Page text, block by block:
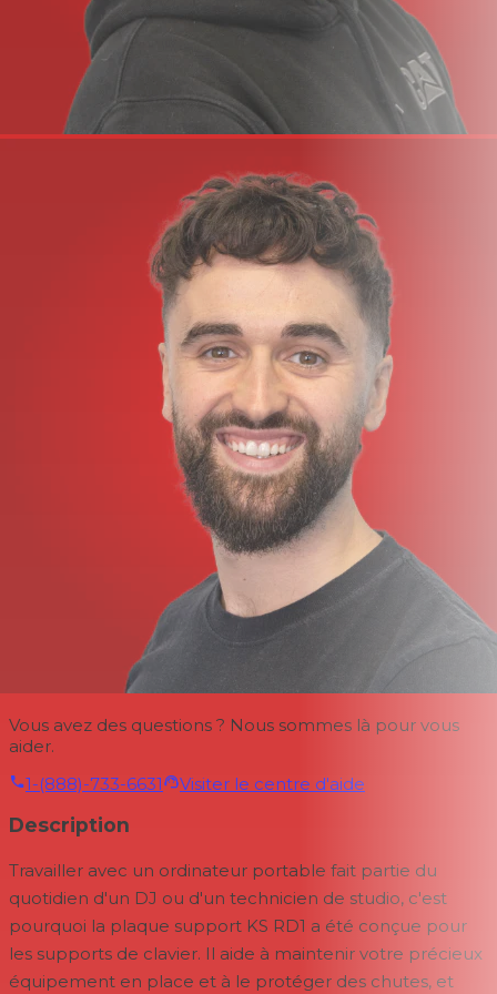
Vous avez des questions ? Nous sommes là pour vous
aider.
1-(888)-733-6631
Visiter le centre d'aide
Description
Travailler avec un ordinateur portable fait partie du
quotidien d'un DJ ou d'un technicien de studio, c'est
pourquoi la plaque support KS RD1 a été conçue pour
les supports de clavier. Il aide à maintenir votre précieux
équipement en place et à le protéger des chutes, et